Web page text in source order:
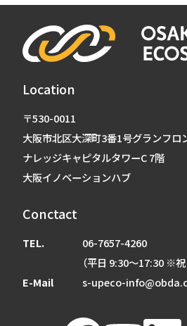
Location
〒530-0011
大阪市北区大深町3番1号グランフロ
ナレッジキャピタルタワーC 7階
大阪イノベーションハブ
Conctact
TEL.
06-7657-4260
（平日 9:30～17:30 ※祝
E-Mail
s-upeco-